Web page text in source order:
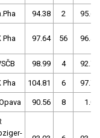
94.38 2 95.65
Pha 97.64 56 96.45
98.99 4 92.76
Pha 104.81 6 97.71
90.56 8 1.00